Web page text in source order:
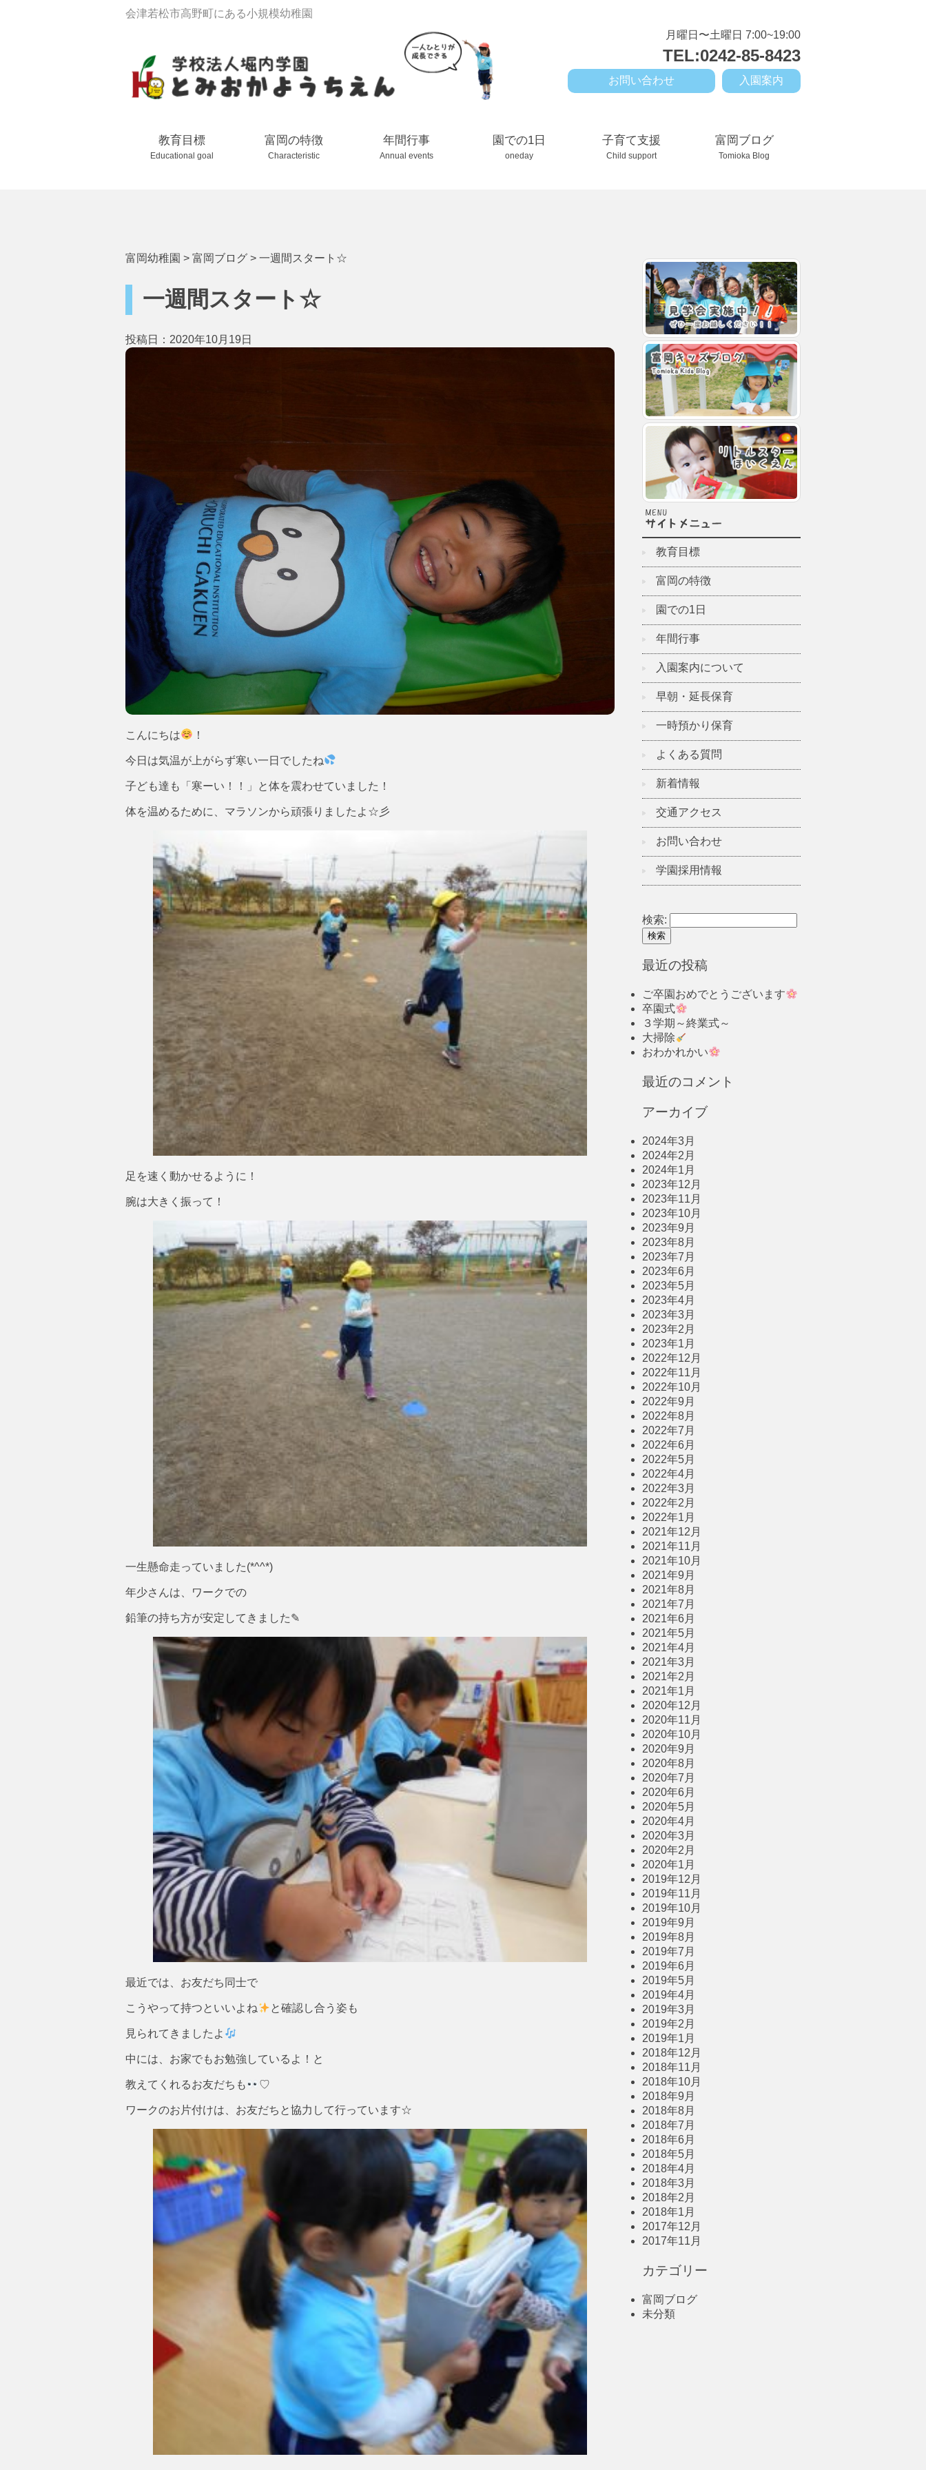
会津若松市高野町にある小規模幼稚園
月曜日〜土曜日 7:00~19:00
TEL:0242-85-8423
入園案内
お問い合わせ
教育目標
Educational goal
富岡の特徴
Characteristic
年間行事
Annual events
園での1日
oneday
子育て支援
Child support
富岡ブログ
Tomioka Blog
富岡幼稚園 > 富岡ブログ > 一週間スタート☆
一週間スタート☆
投稿日：2020年10月19日
こんにちは ！
今日は気温が上がらず寒い一日でしたね
子ども達も「寒ーい！！」と体を震わせていました！
体を温めるために、マラソンから頑張りましたよ☆彡
足を速く動かせるように！
腕は大きく振って！
一生懸命走っていました(*^^*)
年少さんは、ワークでの
鉛筆の持ち方が安定してきました✎
最近では、お友だち同士で
こうやって持つといいよね と確認し合う姿も
見られてきましたよ
中には、お家でもお勉強しているよ！と
教えてくれるお友だちも ♡
ワークのお片付けは、お友だちと協力して行っています☆
教育目標
富岡の特徴
園での1日
年間行事
入園案内について
早朝・延長保育
一時預かり保育
よくある質問
新着情報
交通アクセス
お問い合わせ
学園採用情報
検索:
最近の投稿
ご卒園おめでとうございます
卒園式
３学期～終業式～
大掃除
おわかれかい
最近のコメント
アーカイブ
2024年3月
2024年2月
2024年1月
2023年12月
2023年11月
2023年10月
2023年9月
2023年8月
2023年7月
2023年6月
2023年5月
2023年4月
2023年3月
2023年2月
2023年1月
2022年12月
2022年11月
2022年10月
2022年9月
2022年8月
2022年7月
2022年6月
2022年5月
2022年4月
2022年3月
2022年2月
2022年1月
2021年12月
2021年11月
2021年10月
2021年9月
2021年8月
2021年7月
2021年6月
2021年5月
2021年4月
2021年3月
2021年2月
2021年1月
2020年12月
2020年11月
2020年10月
2020年9月
2020年8月
2020年7月
2020年6月
2020年5月
2020年4月
2020年3月
2020年2月
2020年1月
2019年12月
2019年11月
2019年10月
2019年9月
2019年8月
2019年7月
2019年6月
2019年5月
2019年4月
2019年3月
2019年2月
2019年1月
2018年12月
2018年11月
2018年10月
2018年9月
2018年8月
2018年7月
2018年6月
2018年5月
2018年4月
2018年3月
2018年2月
2018年1月
2017年12月
2017年11月
カテゴリー
富岡ブログ
未分類